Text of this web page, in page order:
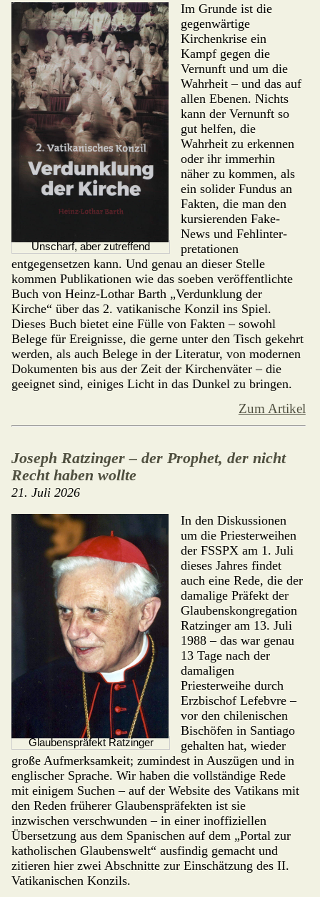
Unscharf, aber zutreffend
Im Grunde ist die
gegenwärtige
Kirchenkrise ein
Kampf gegen die
Vernunft und um die
Wahrheit – und das auf
allen Ebenen. Nichts
kann der Vernunft so
gut helfen, die
Wahrheit zu erkennen
oder ihr immerhin
näher zu kom­men, als
ein solider Fundus an
Fakten, die man den
kursierenden Fake-
News und Fehlinter­
pretationen
entgegensetzen kann. Und genau an dieser Stelle
kommen Publikationen wie das soeben veröffentlichte
Buch von Heinz-Lothar Barth „Verdunklung der
Kirche“ über das 2. vatikanische Konzil ins Spiel.
Dieses Buch bietet eine Fülle von Fakten – sowohl
Belege für Ereignisse, die gerne unter den Tisch gekehrt
werden, als auch Belege in der Literatur, von modernen
Dokumenten bis aus der Zeit der Kirchenväter – die
geeignet sind, einiges Licht in das Dunkel zu bringen.
Zum Artikel
Joseph Ratzinger – der Prophet, der nicht
Recht haben wollte
21. Juli 2026
Glaubenspräfekt Ratzinger
In den Diskussionen
um die Priesterweihen
der FSSPX am 1. Juli
dieses Jahres findet
auch eine Rede, die der
damalige Präfekt der
Glaubenskongregation
Ratzinger am 13. Juli
1988 – das war genau
13 Tage nach der
dama­ligen
Priesterweihe durch
Erzbischof Lefebvre –
vor den chilenischen
Bischöfen in Santiago
gehalten hat, wieder
große Aufmerksamkeit; zumindest in Auszügen und in
englischer Sprache. Wir haben die vollständige Rede
mit einigem Suchen – auf der Website des Vatikans mit
den Reden früherer Glaubenspräfekten ist sie
inzwischen ver­schwunden – in einer inoffiziellen
Übersetzung aus dem Spanischen auf dem „Portal zur
katholischen Glaubens­welt“ ausfindig gemacht und
zitieren hier zwei Abschnitte zur Einschätzung des II.
Vatikanischen Konzils.